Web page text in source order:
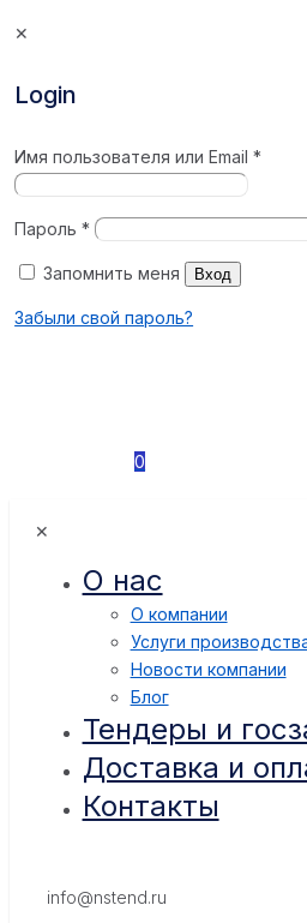
✕
Login
Имя пользователя или Email*
Пароль*
Запомнить меня Вход
Забыли свой пароль?
0
✕
О нас
О компании
Услуги
Новости компании
Блог
Тендеры и
Доставка и
Контакты
info@nstend.ru